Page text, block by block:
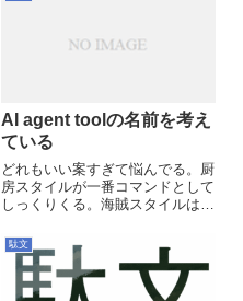
AI agent toolの名前を考え
ている
どれもいい案すぎて悩んでる。厨
房スタイルが一番コマンドとして
しっくりくる。海賊スタイルは雰
コマンドは普通にありそう。オー
シャンズ11もいい。遊び心があ
って。1. 厨房（Brigade de
Cuisine）世...
駄文